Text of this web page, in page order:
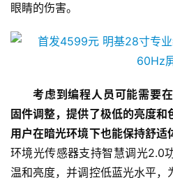
眼睛的伤害。
考虑到编程人员可能需要
固件调整，提供了极低的亮度
用户在暗光环境下也能保持舒适
环境光传感器支持智慧调光2.0
温和亮度，并调控低蓝光水平，